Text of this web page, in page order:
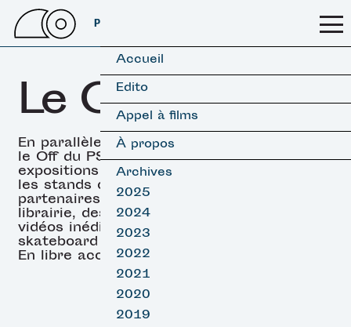
PSSFF 2026
Accueil
Edito
Appel à films
À propos
Archives
2025
2024
2023
2022
2021
2020
2019
Le OFF
En parallèle des projections,
le Off du PSSFF propose des
expositions (surf & skate),
les stands de nos
partenaires, un espace
librairie, des projections de
vidéos inédites de surf et
skateboard et des DJ sets.
En libre accès.